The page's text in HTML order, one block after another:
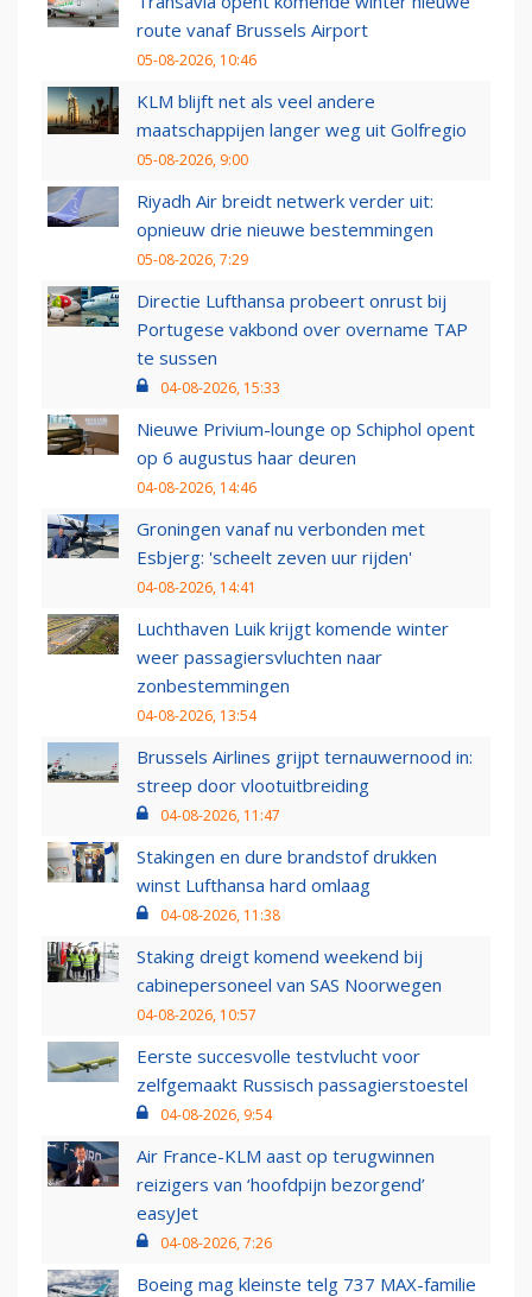
route vanaf Brussels Airport
05-08-2026, 10:46
KLM blijft net als veel andere
maatschappijen langer weg uit Golfregio
05-08-2026, 9:00
Riyadh Air breidt netwerk verder uit:
opnieuw drie nieuwe bestemmingen
05-08-2026, 7:29
Directie Lufthansa probeert onrust bij
Portugese vakbond over overname TAP
te sussen
04-08-2026, 15:33
Nieuwe Privium-lounge op Schiphol opent
op 6 augustus haar deuren
04-08-2026, 14:46
Groningen vanaf nu verbonden met
Esbjerg: 'scheelt zeven uur rijden'
04-08-2026, 14:41
Luchthaven Luik krijgt komende winter
weer passagiersvluchten naar
zonbestemmingen
04-08-2026, 13:54
Brussels Airlines grijpt ternauwernood in:
streep door vlootuitbreiding
04-08-2026, 11:47
Stakingen en dure brandstof drukken
winst Lufthansa hard omlaag
04-08-2026, 11:38
Staking dreigt komend weekend bij
cabinepersoneel van SAS Noorwegen
04-08-2026, 10:57
Eerste succesvolle testvlucht voor
zelfgemaakt Russisch passagierstoestel
04-08-2026, 9:54
Air France-KLM aast op terugwinnen
reizigers van ‘hoofdpijn bezorgend’
easyJet
04-08-2026, 7:26
Boeing mag kleinste telg 737 MAX-familie